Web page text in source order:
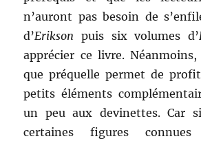
n’auront pas besoin de
d’Erikson puis six volumes d’
apprécier ce livre.
que préquelle permet de
petits éléments
un peu aux devinettes. Car
certaines figures